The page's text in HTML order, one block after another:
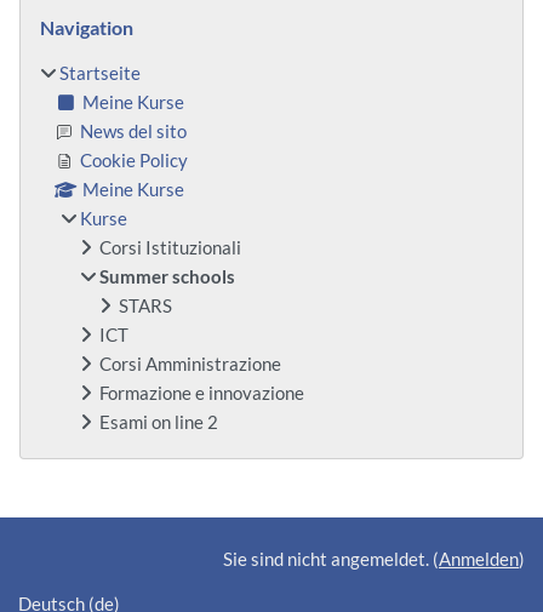
Navigation
Startseite
Meine Kurse
News del sito
Cookie Policy
Meine Kurse
Kurse
Corsi Istituzionali
Summer schools
STARS
ICT
Corsi Amministrazione
Formazione e innovazione
Esami on line 2
Ergänzungsblöcke
Sie sind nicht angemeldet. (Anmelden)
Deutsch ‎(de)‎